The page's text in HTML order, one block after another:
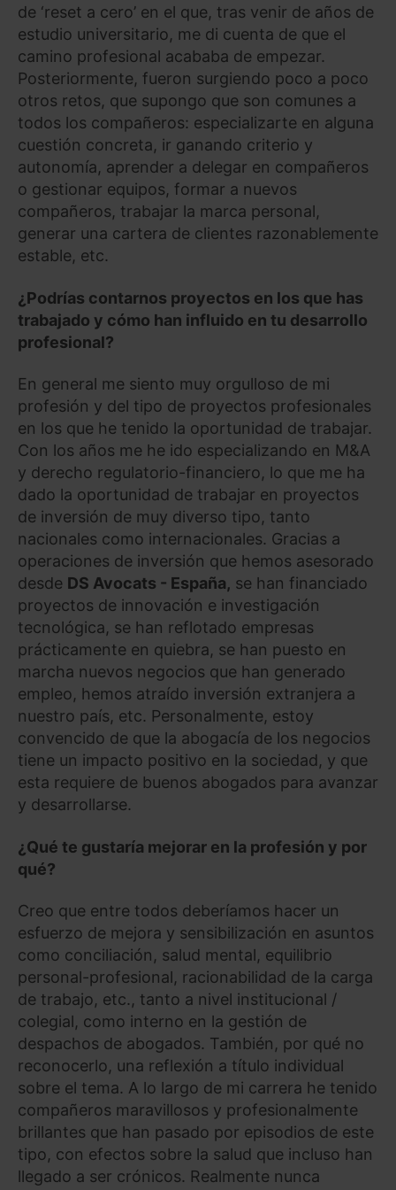
de ‘reset a cero’ en el que, tras venir de años de
estudio universitario, me di cuenta de que el
camino profesional acababa de empezar.
Posteriormente, fueron surgiendo poco a poco
otros retos, que supongo que son comunes a
todos los compañeros: especializarte en alguna
cuestión concreta, ir ganando criterio y
autonomía, aprender a delegar en compañeros
o gestionar equipos, formar a nuevos
compañeros, trabajar la marca personal,
generar una cartera de clientes razonablemente
estable, etc.
¿Podrías contarnos proyectos en los que has
trabajado y cómo han influido en tu desarrollo
profesional?
En general me siento muy orgulloso de mi
profesión y del tipo de proyectos profesionales
en los que he tenido la oportunidad de trabajar.
Con los años me he ido especializando en M&A
y derecho regulatorio-financiero, lo que me ha
dado la oportunidad de trabajar en proyectos
de inversión de muy diverso tipo, tanto
nacionales como internacionales. Gracias a
operaciones de inversión que hemos asesorado
desde DS Avocats - España, se han financiado
proyectos de innovación e investigación
tecnológica, se han reflotado empresas
prácticamente en quiebra, se han puesto en
marcha nuevos negocios que han generado
empleo, hemos atraído inversión extranjera a
nuestro país, etc. Personalmente, estoy
convencido de que la abogacía de los negocios
tiene un impacto positivo en la sociedad, y que
esta requiere de buenos abogados para avanzar
y desarrollarse.
¿Qué te gustaría mejorar en la profesión y por
qué?
Creo que entre todos deberíamos hacer un
esfuerzo de mejora y sensibilización en asuntos
como conciliación, salud mental, equilibrio
personal-profesional, racionabilidad de la carga
de trabajo, etc., tanto a nivel institucional /
colegial, como interno en la gestión de
despachos de abogados. También, por qué no
reconocerlo, una reflexión a título individual
sobre el tema. A lo largo de mi carrera he tenido
compañeros maravillosos y profesionalmente
brillantes que han pasado por episodios de este
tipo, con efectos sobre la salud que incluso han
llegado a ser crónicos. Realmente nunca